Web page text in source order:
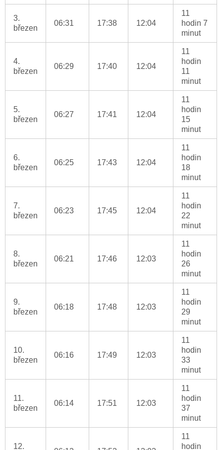
3.
březen
06:31 17:38 12:04
11
hodin 7
minut
4.
březen
06:29 17:40 12:04
11
hodin
11
minut
5.
březen
06:27 17:41 12:04
11
hodin
15
minut
6.
březen
06:25 17:43 12:04
11
hodin
18
minut
7.
březen
06:23 17:45 12:04
11
hodin
22
minut
8.
březen
06:21 17:46 12:03
11
hodin
26
minut
9.
březen
06:18 17:48 12:03
11
hodin
29
minut
10.
březen
06:16 17:49 12:03
11
hodin
33
minut
11.
březen
06:14 17:51 12:03
11
hodin
37
minut
12.
11
hodin